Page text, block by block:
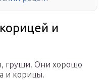
и
груши. Они хорошо
и корицы.